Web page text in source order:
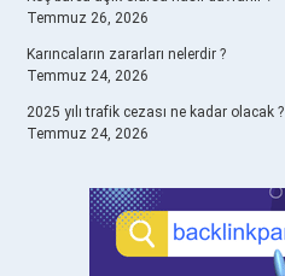
Temmuz 26, 2026
Karıncaların zararları nelerdir ?
Temmuz 24, 2026
2025 yılı trafik cezası ne kadar olacak ?
Temmuz 24, 2026